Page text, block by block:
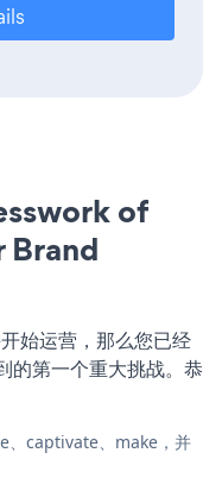
of
Brand
始运营，那么您已经
的第一个重大挑战。恭
captivate、make，并